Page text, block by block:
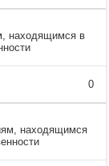
находящимся в
0
находящимся